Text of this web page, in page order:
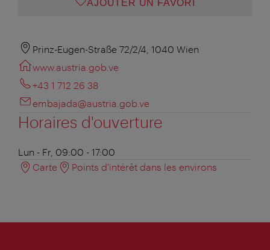
AJOUTER UN FAVORI
Prinz-Eugen-Straße 72/2/4, 1040 Wien
www.austria.gob.ve
+43 1 712 26 38
embajada@austria.gob.ve
Horaires d'ouverture
Lun - Fr, 09:00 - 17:00
Carte
Points d'intérêt dans les environs